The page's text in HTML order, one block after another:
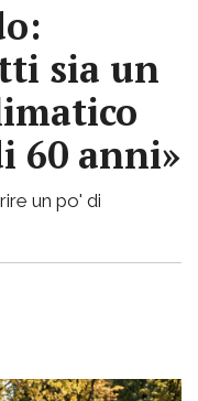
sia un
60 anni»
un po' di